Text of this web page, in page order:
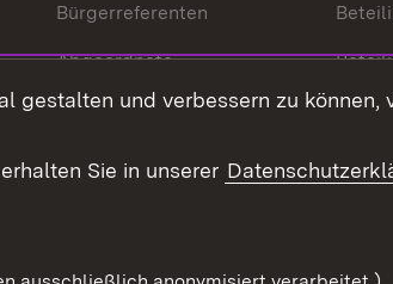
Bürgerreferenten
Abgeordnete
Bürgerbeauftragte
gestalten und verbessern zu können,
Sie in unserer